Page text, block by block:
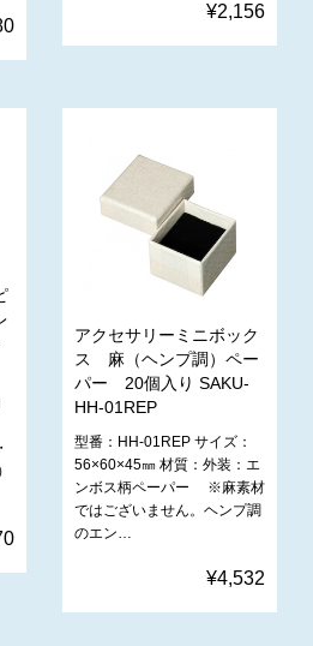
¥2,156
アクセサリーミニボック
ス 麻（ヘンプ調）ペー
パー 20個入り SAKU-
HH-01REP
型番：HH-01REP サイズ：
56×60×45㎜ 材質：外装：エ
ンボス柄ペーパー ※麻素材
ではございません。ヘンプ調
のエン…
¥4,532